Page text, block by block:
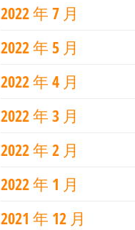
2022 年 7 月
2022 年 5 月
2022 年 4 月
2022 年 3 月
2022 年 2 月
2022 年 1 月
2021 年 12 月